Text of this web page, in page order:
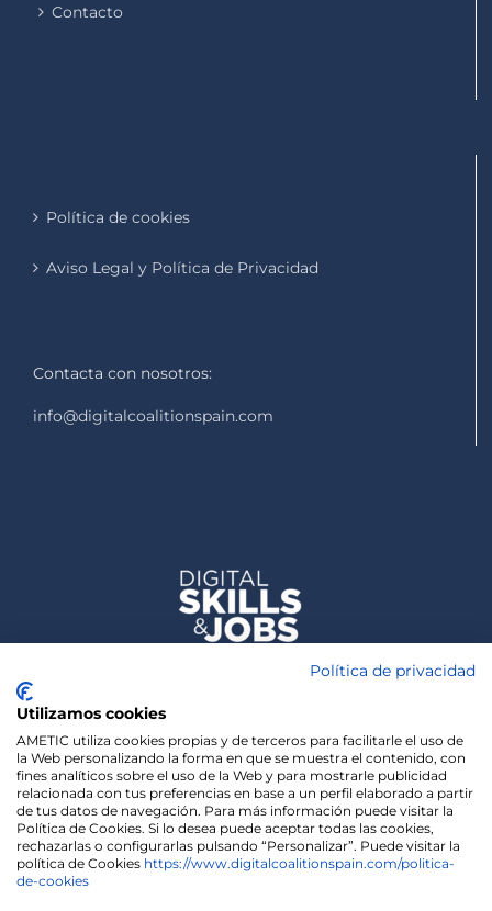
Contacto
Política de cookies
Aviso Legal y Política de Privacidad
Contacta con nosotros:
info@digitalcoalitionspain.com
We use cookies on our website to give you the most
Política de privacidad
Utilizamos cookies
AMETIC utiliza cookies propias y de terceros para facilitarle el uso de
la Web personalizando la forma en que se muestra el contenido, con
fines analíticos sobre el uso de la Web y para mostrarle publicidad
relacionada con tus preferencias en base a un perfil elaborado a partir
de tus datos de navegación. Para más información puede visitar la
Política de Cookies. Si lo desea puede aceptar todas las cookies,
rechazarlas o configurarlas pulsando “Personalizar”. Puede visitar la
política de Cookies https://www.digitalcoalitionspain.com/politica-
de-cookies